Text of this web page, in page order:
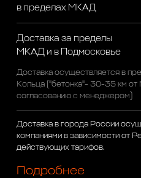
в пределах МКАД
Доставка за пределы
МКАД и в Подмосковье
Доставка осуществляется в
Кольца ("бетонка"- 30-35 км
согласованию с менеджером)
Доставка в города России
компаниями в зависимости от
действующих тарифов.
Подробнее